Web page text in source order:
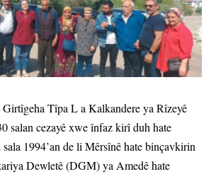
Tîpa L a Kalkandere ya Rîzeyê
salan cezayê xwe înfaz kirî duh hate
1994’an de li Mêrsînê hate binçavkirin
Dewletê (DGM) ya Amedê hate